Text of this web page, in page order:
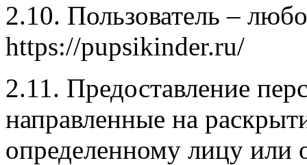
2.10. Пользователь –
https://pupsikinder.ru/
2.11. Предоставление
направленные на
определенному лицу или